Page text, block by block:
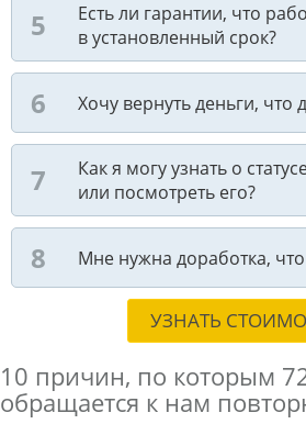
Есть ли гарантии, что
в установленный срок?
Хочу вернуть деньги, что
Как я могу узнать о
или посмотреть его?
Мне нужна доработка, что
УЗНАТЬ
10 причин, по которым
обращается к нам